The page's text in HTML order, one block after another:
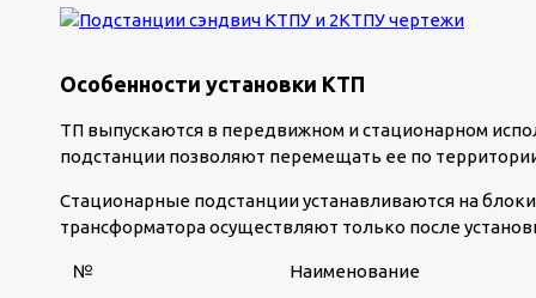
Особенности установки КТП
ТП выпускаются в передвижном и стационарном
подстанции позволяют перемещать ее по
Стационарные подстанции устанавливаются на
трансформатора осуществляют только после
№ Наименование